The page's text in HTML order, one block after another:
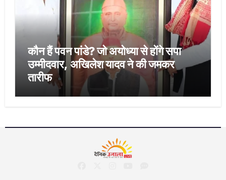
कौन हैं पवन पांडे? जो अयोध्या से होंगे सपा
उम्मीदवार, अखिलेश यादव ने की जमकर
तारीफ